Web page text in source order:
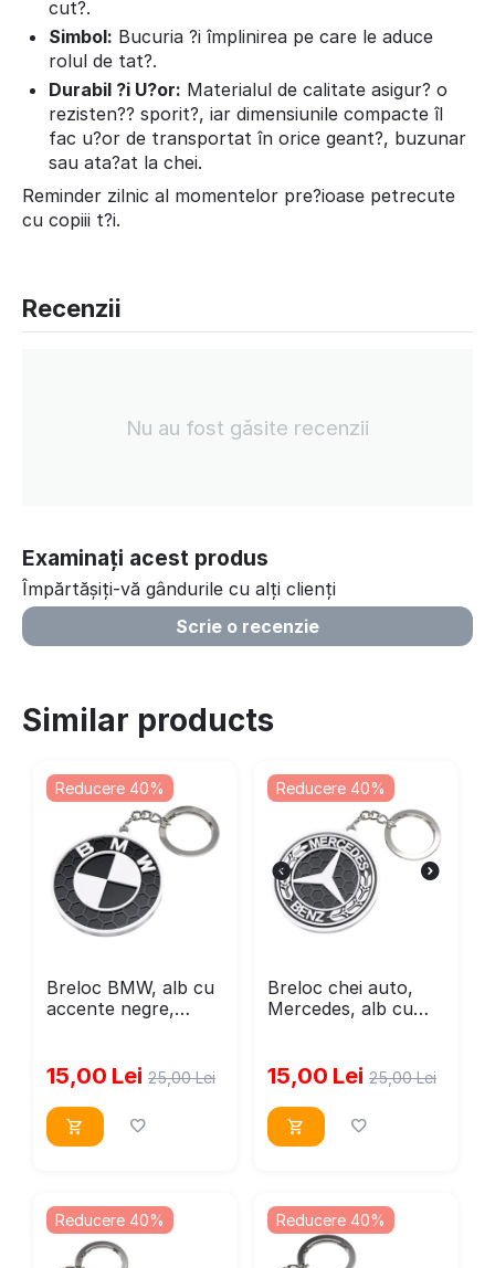
cut?.
Simbol: Bucuria ?i împlinirea pe care le aduce
rolul de tat?.
Durabil ?i U?or: Materialul de calitate asigur? o
rezisten?? sporit?, iar dimensiunile compacte îl
fac u?or de transportat în orice geant?, buzunar
sau ata?at la chei.
Reminder zilnic al momentelor pre?ioase petrecute
cu copiii t?i.
Recenzii
Nu au fost găsite recenzii
Examinați acest produs
Împărtășiți-vă gândurile cu alți clienți
Scrie o recenzie
Similar products
Reducere 40%
Breloc BMW, alb cu
accente negre,
15,00 Lei 25,00 Lei
Reducere 40%
Breloc chei auto,
Mercedes, alb cu
15,00 Lei 25,00 Lei
Reducere 40% Reducere 40%